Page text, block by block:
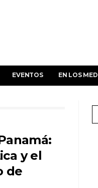
EVENTOS EN LOS
y el
de